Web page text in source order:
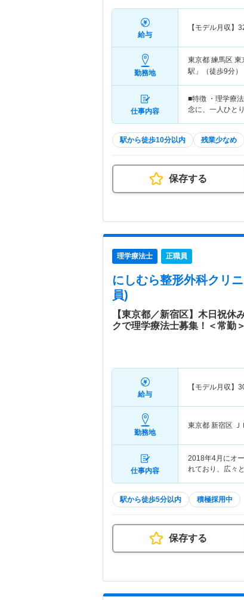
給与
【モデル月収】
勤務地
東京都 練馬区 東
駅」（徒歩9分）
仕事内容
■特徴 ・理学療
念に、一人ひと
駅から徒歩10分以内 残業少なめ
保存する
理学療法士 正職員
にしむら整形外科クリ
員)
【東京都／新宿区】木日祝休
クで理学療法士募集！＜常勤＞
給与
【モデル月収】
勤務地
東京都 新宿区
仕事内容
2018年4月にオ
れており、広々
駅から徒歩5分以内 積極採用中
保存する